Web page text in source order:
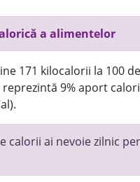
a alimentelor
171 kilocalorii la 100 de
9% aport
calorii ai nevoie zilnic